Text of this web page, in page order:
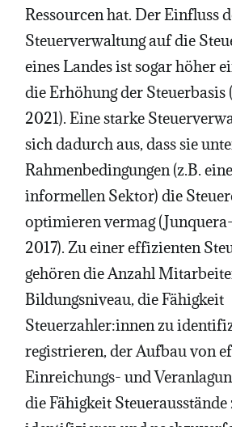
Ressourcen hat. Der Einfluss
Steuerverwaltung auf die
eines Landes ist sogar höher
die Erhöhung der Steuerbasis
2021). Eine starke
sich dadurch aus, dass sie
Rahmenbedingungen (z.B.
informellen Sektor) die
optimieren vermag
2017). Zu einer effizienten
gehören die Anzahl
Bildungsniveau, die Fähigkeit
Steuerzahler:innen zu
registrieren, der Aufbau von
Einreichungs- und
die Fähigkeit Steuerausstände